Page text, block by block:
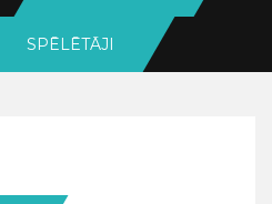
SPĒLĒTĀJI